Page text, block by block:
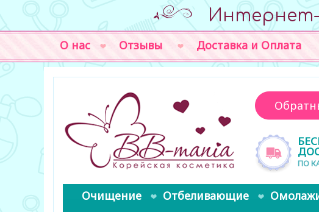
Интернет-
О нас Отзывы Доставка и Оплата
ПО
Очищение Отбеливающие